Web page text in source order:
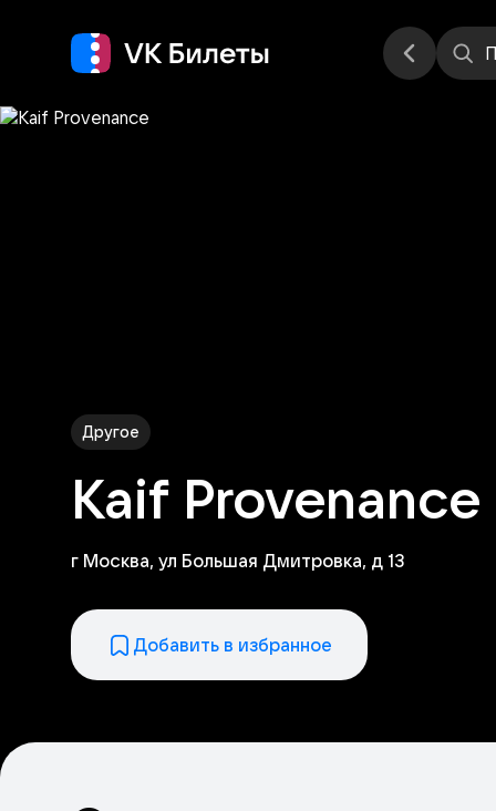
Другое
Kaif Provenance
г Москва, ул Большая Дмитровка, д 13
Добавить в избранное